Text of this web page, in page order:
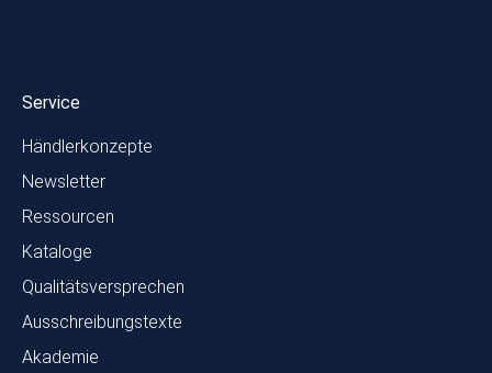
Service
Händlerkonzepte
Newsletter
Ressourcen
Kataloge
Qualitätsversprechen
Ausschreibungstexte
Akademie